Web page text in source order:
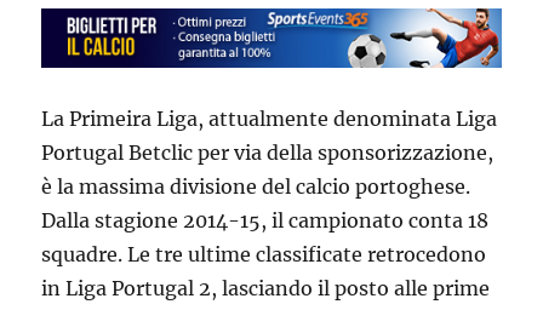
La Primeira Liga, attualmente denominata Liga
Portugal Betclic per via della sponsorizzazione,
è la massima divisione del calcio portoghese.
Dalla stagione 2014-15, il campionato conta 18
squadre. Le tre ultime classificate retrocedono
in Liga Portugal 2, lasciando il posto alle prime